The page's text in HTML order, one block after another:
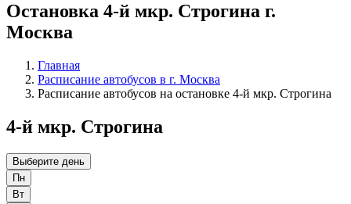
Остановка 4-й мкр. Строгина г.
Москва
Главная
Расписание автобусов в г. Москва
Расписание автобусов на остановке 4-й мкр. Строгина
4-й мкр. Строгина
Выберите день
Пн
Вт